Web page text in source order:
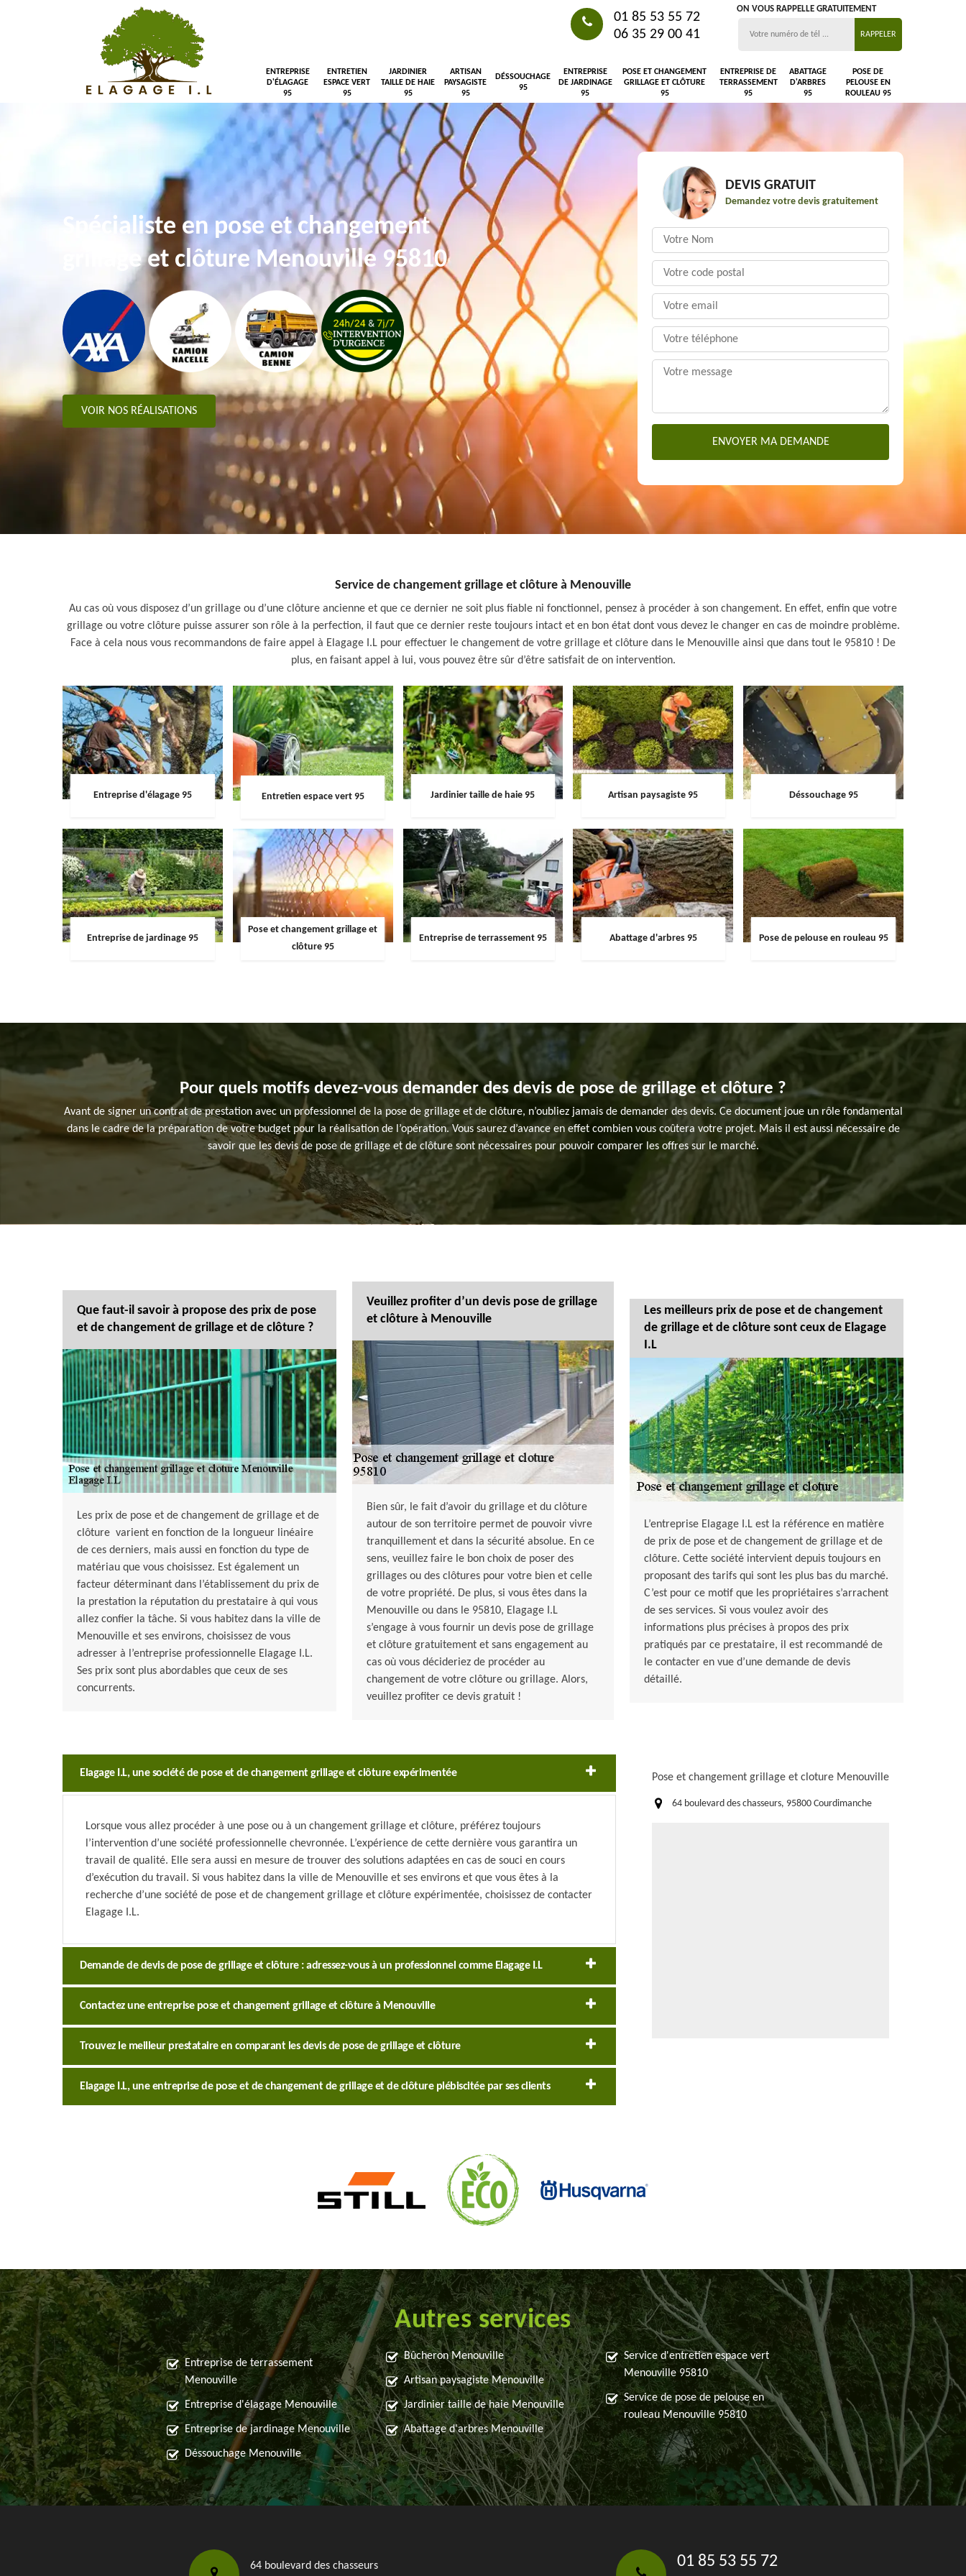
01 85 53 55 72
06 35 29 00 41
ON VOUS RAPPELLE GRATUITEMENT
ENTREPRISE
D'ÉLAGAGE
95
ENTRETIEN
ESPACE VERT
95
JARDINIER
TAILLE DE HAIE
95
ARTISAN
PAYSAGISTE
95
DÉSSOUCHAGE
95
ENTREPRISE
DE JARDINAGE
95
POSE ET CHANGEMENT
GRILLAGE ET CLÔTURE
95
ENTREPRISE DE
TERRASSEMENT
95
ABATTAGE
D'ARBRES
95
POSE DE
PELOUSE EN
ROULEAU 95
Spécialiste en pose et changement
grillage et clôture Menouville 95810
VOIR NOS RÉALISATIONS
DEVIS GRATUIT
Demandez votre devis gratuitement
Service de changement grillage et clôture à Menouville
Au cas où vous disposez d’un grillage ou d’une clôture ancienne et que ce dernier ne soit plus fiable ni fonctionnel, pensez à procéder à son changement. En effet, enfin que votre
grillage ou votre clôture puisse assurer son rôle à la perfection, il faut que ce dernier reste toujours intact et en bon état dont vous devez le changer en cas de moindre problème.
Face à cela nous vous recommandons de faire appel à Elagage I.L pour effectuer le changement de votre grillage et clôture dans le Menouville ainsi que dans tout le 95810 ! De
plus, en faisant appel à lui, vous pouvez être sûr d’être satisfait de on intervention.
Entreprise d'élagage 95 Entretien espace vert 95 Jardinier taille de haie 95 Artisan paysagiste 95 Déssouchage 95
Entreprise de jardinage 95
Pose et changement grillage et
clôture 95
Entreprise de terrassement 95 Abattage d'arbres 95 Pose de pelouse en rouleau 95
Pour quels motifs devez-vous demander des devis de pose de grillage et clôture ?
Avant de signer un contrat de prestation avec un professionnel de la pose de grillage et de clôture, n’oubliez jamais de demander des devis. Ce document joue un rôle fondamental
dans le cadre de la préparation de votre budget pour la réalisation de l’opération. Vous saurez d’avance en effet combien vous coûtera votre projet. Mais il est aussi nécessaire de
savoir que les devis de pose de grillage et de clôture sont nécessaires pour pouvoir comparer les offres sur le marché.
Que faut-il savoir à propose des prix de pose
et de changement de grillage et de clôture ?
Les prix de pose et de changement de grillage et de
clôture varient en fonction de la longueur linéaire
de ces derniers, mais aussi en fonction du type de
matériau que vous choisissez. Est également un
facteur déterminant dans l’établissement du prix de
la prestation la réputation du prestataire à qui vous
allez confier la tâche. Si vous habitez dans la ville de
Menouville et ses environs, choisissez de vous
adresser à l’entreprise professionnelle Elagage I.L.
Ses prix sont plus abordables que ceux de ses
concurrents.
Veuillez profiter d’un devis pose de grillage
et clôture à Menouville
Bien sûr, le fait d’avoir du grillage et du clôture
autour de son territoire permet de pouvoir vivre
tranquillement et dans la sécurité absolue. En ce
sens, veuillez faire le bon choix de poser des
grillages ou des clôtures pour votre bien et celle
de votre propriété. De plus, si vous êtes dans la
Menouville ou dans le 95810, Elagage I.L
s’engage à vous fournir un devis pose de grillage
et clôture gratuitement et sans engagement au
cas où vous décideriez de procéder au
changement de votre clôture ou grillage. Alors,
veuillez profiter ce devis gratuit !
Les meilleurs prix de pose et de changement
de grillage et de clôture sont ceux de Elagage
I.L
L’entreprise Elagage I.L est la référence en matière
de prix de pose et de changement de grillage et de
clôture. Cette société intervient depuis toujours en
proposant des tarifs qui sont les plus bas du marché.
C’est pour ce motif que les propriétaires s’arrachent
de ses services. Si vous voulez avoir des
informations plus précises à propos des prix
pratiqués par ce prestataire, il est recommandé de
le contacter en vue d’une demande de devis
détaillé.
Elagage I.L, une société de pose et de changement grillage et clôture expérimentée
Lorsque vous allez procéder à une pose ou à un changement grillage et clôture, préférez toujours
l’intervention d’une société professionnelle chevronnée. L’expérience de cette dernière vous garantira un
travail de qualité. Elle sera aussi en mesure de trouver des solutions adaptées en cas de souci en cours
d’exécution du travail. Si vous habitez dans la ville de Menouville et ses environs et que vous êtes à la
recherche d’une société de pose et de changement grillage et clôture expérimentée, choisissez de contacter
Elagage I.L.
Demande de devis de pose de grillage et clôture : adressez-vous à un professionnel comme Elagage I.L
Contactez une entreprise pose et changement grillage et clôture à Menouville
Trouvez le meilleur prestataire en comparant les devis de pose de grillage et clôture
Elagage I.L, une entreprise de pose et de changement de grillage et de clôture plébiscitée par ses clients
Pose et changement grillage et cloture Menouville
64 boulevard des chasseurs, 95800 Courdimanche
Autres services
Entreprise de terrassement
Menouville
Entreprise d'élagage Menouville
Entreprise de jardinage Menouville
Déssouchage Menouville
Bûcheron Menouville
Artisan paysagiste Menouville
Jardinier taille de haie Menouville
Abattage d'arbres Menouville
Service d'entretien espace vert
Menouville 95810
Service de pose de pelouse en
rouleau Menouville 95810
64 boulevard des chasseurs 01 85 53 55 72